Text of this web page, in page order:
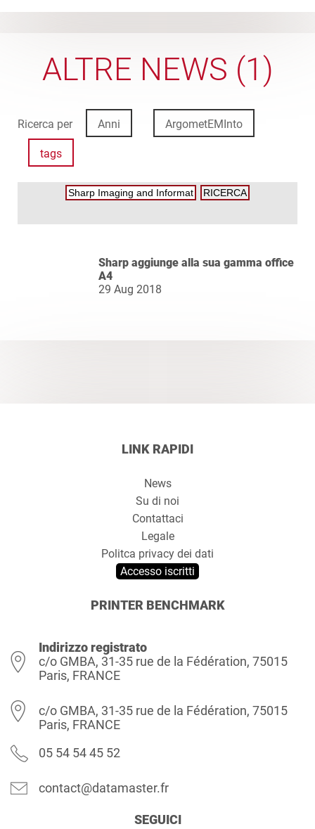
ALTRE NEWS (1)
Ricerca per Anni ArgometEMInto
tags
Sharp aggiunge alla sua gamma office
A4
29 Aug 2018
LINK RAPIDI
News
Su di noi
Contattaci
Legale
Politca privacy dei dati
Accesso iscritti
PRINTER BENCHMARK
Indirizzo registrato
c/o GMBA, 31-35 rue de la Fédération, 75015
Paris, FRANCE
c/o GMBA, 31-35 rue de la Fédération, 75015
Paris, FRANCE
05 54 54 45 52
contact@datamaster.fr
SEGUICI